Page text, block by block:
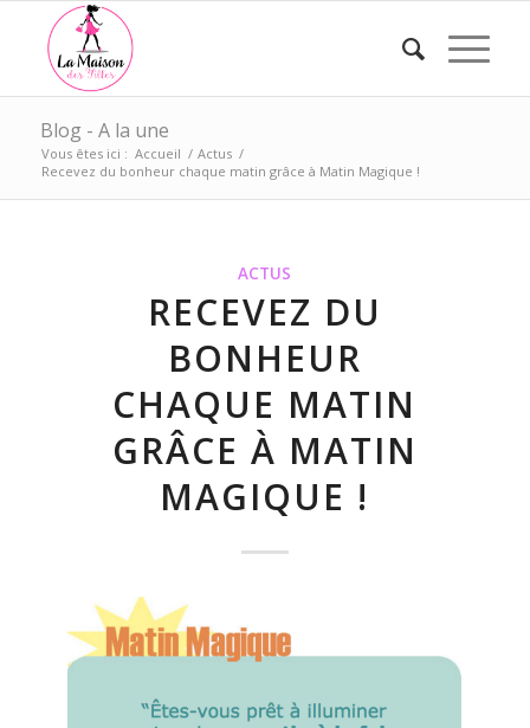
Blog - A la une
Vous êtes ici : Accueil / Actus /
Recevez du bonheur chaque matin grâce à Matin Magique !
ACTUS
RECEVEZ DU
BONHEUR
CHAQUE MATIN
GRÂCE À MATIN
MAGIQUE !